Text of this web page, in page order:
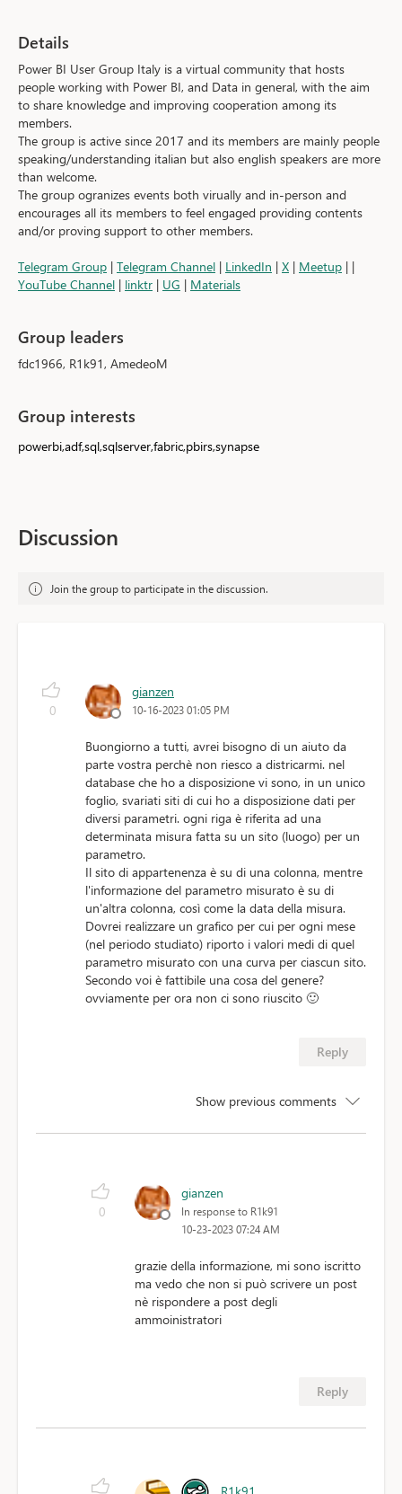
Details
Power BI User Group Italy is a virtual community that hosts
people working with Power BI, and Data in general, with the aim
to share knowledge and improving cooperation among its
members.
The group is active since 2017 and its members are mainly people
speaking/understanding italian but also english speakers are more
than welcome.
The group ogranizes events both virually and in-person and
encourages all its members to feel engaged providing contents
and/or proving support to other members.
Telegram Group | Telegram Channel | LinkedIn | X | Meetup
YouTube Channel | linktr | UG | Materials
Group leaders
fdc1966, R1k91, AmedeoM
Group interests
powerbi,adf,sql,sqlserver,fabric,pbirs,synapse
Discussion
Join the group to participate in the discussion.
0
gianzen
10-16-2023 01:05 PM
Buongiorno a tutti, avrei bisogno di un aiuto da
parte vostra perchè non riesco a districarmi. nel
database che ho a disposizione vi sono, in un unico
foglio, svariati siti di cui ho a disposizione dati per
diversi parametri. ogni riga è riferita ad una
determinata misura fatta su un sito (luogo) per un
parametro.
Il sito di appartenenza è su di una colonna, mentre
l'informazione del parametro misurato è su di
un'altra colonna, così come la data della misura.
Dovrei realizzare un grafico per cui per ogni mese
(nel periodo studiato) riporto i valori medi di quel
parametro misurato con una curva per ciascun sito.
Secondo voi è fattibile una cosa del genere?
ovviamente per ora non ci sono riuscito 🙂
Reply
Show previous comments
0
gianzen
In response to R1k91
10-23-2023 07:24 AM
grazie della informazione, mi sono iscritto
ma vedo che non si può scrivere un post
nè rispondere a post degli
ammoinistratori
Reply